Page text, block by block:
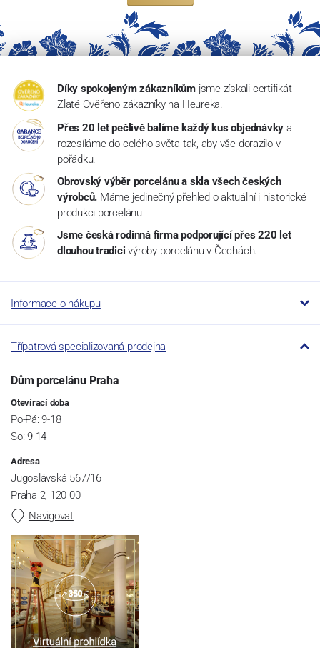
Díky spokojeným zákazníkům jsme získali certifikát
Zlaté Ověřeno zákazníky na Heureka.
Přes 20 let pečlivě balíme každý kus objednávky a
rozesíláme do celého světa tak, aby vše dorazilo v
pořádku.
Obrovský výběr porcelánu a skla všech českých
výrobců. Máme jedinečný přehled o aktuální i historické
produkci porcelánu
Jsme česká rodinná firma podporující přes 220 let
dlouhou tradici výroby porcelánu v Čechách.
Informace o nákupu
Třípatrová specializovaná prodejna
Dům porcelánu Praha
Otevírací doba
Po-Pá: 9-18
So: 9-14
Adresa
Jugoslávská 567/16
Praha 2, 120 00
Navigovat